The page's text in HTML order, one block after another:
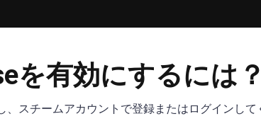
を有効にするには
、スチームアカウントで登録またはログインして